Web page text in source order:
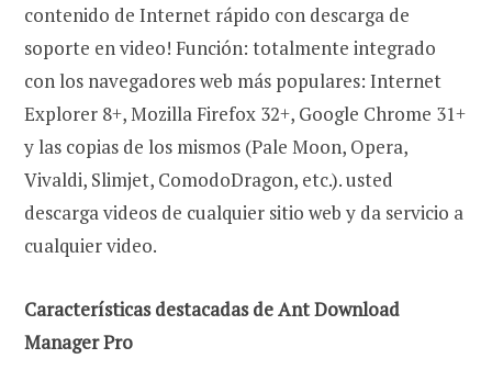
contenido de Internet rápido con descarga de
soporte en video! Función: totalmente integrado
con los navegadores web más populares: Internet
Explorer 8+, Mozilla Firefox 32+, Google Chrome 31+
y las copias de los mismos (Pale Moon, Opera,
Vivaldi, Slimjet, ComodoDragon, etc.). usted
descarga videos de cualquier sitio web y da servicio a
cualquier video.
Características destacadas de Ant Download
Manager Pro